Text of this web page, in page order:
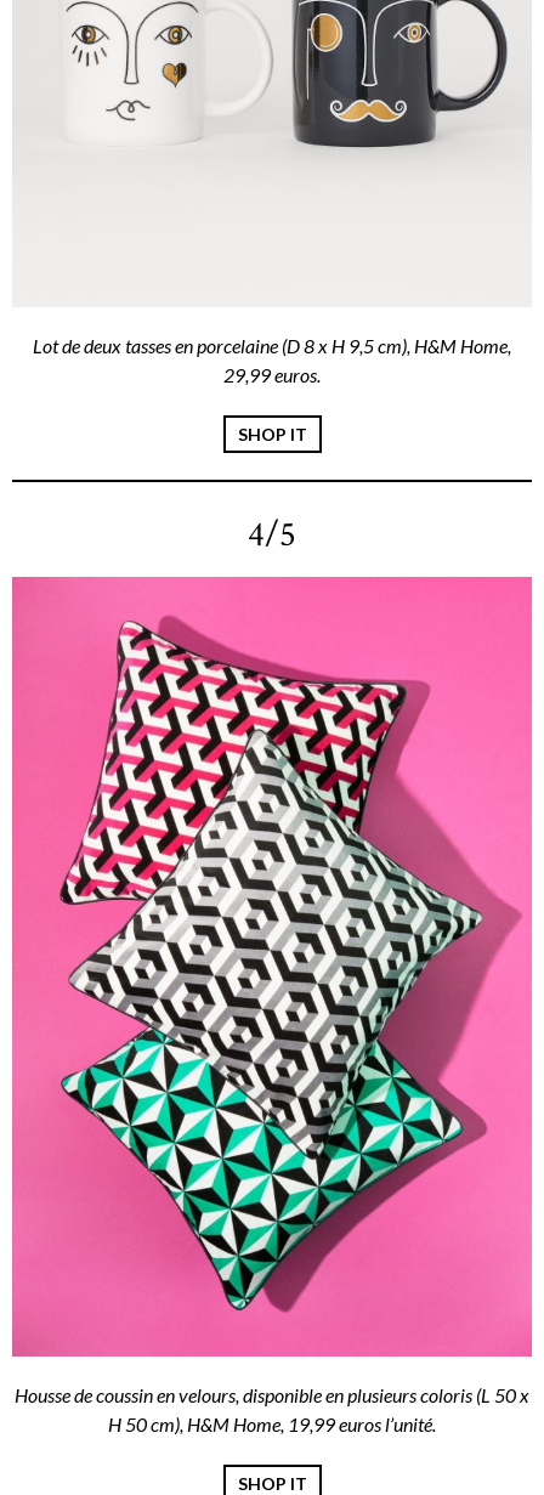
Lot de deux tasses en porcelaine (D 8 x H 9,5 cm), H&M Home,
29,99 euros.
SHOP IT
4/5
Housse de coussin en velours, disponible en plusieurs coloris (L 50 x
H 50 cm), H&M Home, 19,99 euros l’unité.
SHOP IT